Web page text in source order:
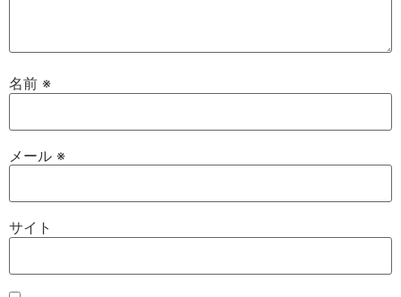
名前 ※
メール ※
サイト